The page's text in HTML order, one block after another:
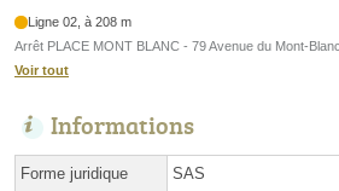
Ligne 02, à 208 m
Arrêt PLACE MONT BLANC - 79 Avenue du Mont-Blanc
Voir tout
Informations
Forme juridique SAS